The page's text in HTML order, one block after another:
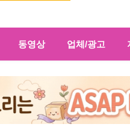
동영상 업체/광고